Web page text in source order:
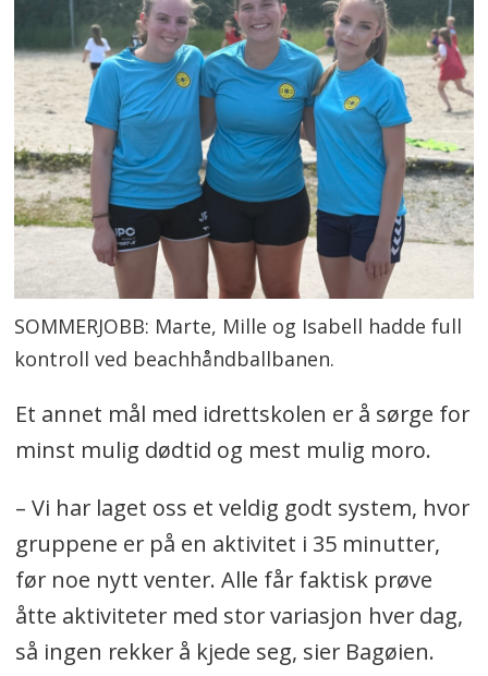
SOMMERJOBB: Marte, Mille og Isabell hadde full
kontroll ved beachhåndballbanen.
Et annet mål med idrettskolen er å sørge for
minst mulig dødtid og mest mulig moro.
– Vi har laget oss et veldig godt system, hvor
gruppene er på en aktivitet i 35 minutter,
før noe nytt venter. Alle får faktisk prøve
åtte aktiviteter med stor variasjon hver dag,
så ingen rekker å kjede seg, sier Bagøien.